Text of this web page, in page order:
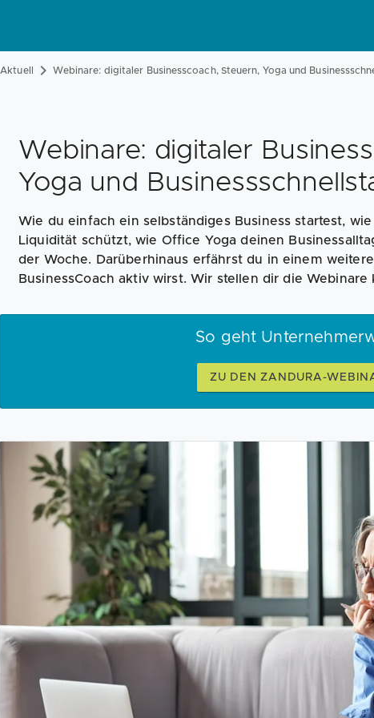
Aktuell Webinare: digitaler Businesscoach, Steuern, Yoga und
Webinare: digitaler
Yoga und
Wie du einfach ein selbständiges Business startest,
Liquidität schützt, wie Office Yoga deinen
der Woche. Darüberhinaus erfährst du in einem
BusinessCoach aktiv wirst. Wir stellen dir die
So geht
ZU DEN ZANDURA-